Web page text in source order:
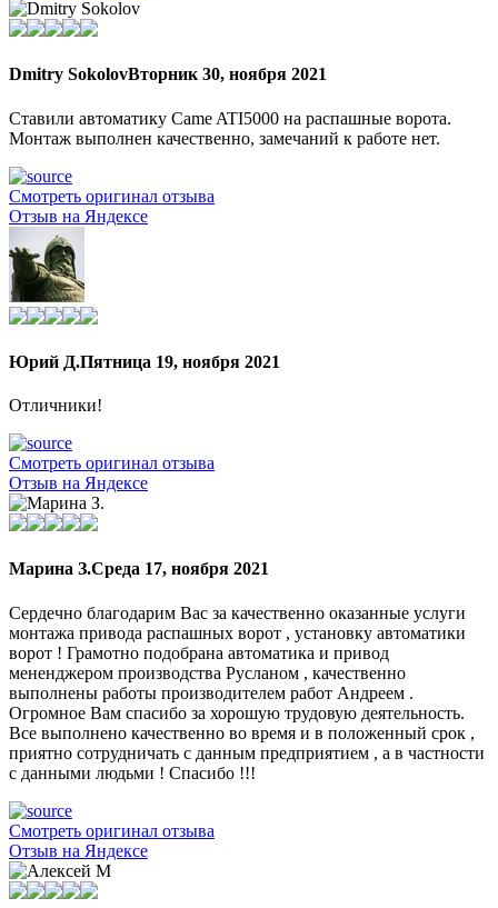
Dmitry SokolovВторник 30, ноября 2021
Ставили автоматику Came ATI5000 на распашные ворота.
Монтаж выполнен качественно, замечаний к работе нет.
Смотреть оригинал отзыва
Отзыв на Яндексе
Юрий Д.Пятница 19, ноября 2021
Отличники!
Смотреть оригинал отзыва
Отзыв на Яндексе
Марина З.Среда 17, ноября 2021
Сердечно благодарим Вас за качественно оказанные услуги
монтажа привода распашных ворот , установку автоматики
ворот ! Грамотно подобрана автоматика и привод
мененджером производства Русланом , качественно
выполнены работы производителем работ Андреем .
Огромное Вам спасибо за хорошую трудовую деятельность.
Все выполнено качественно во время и в положенный срок ,
приятно сотрудничать с данным предприятием , а в частности
с данными людьми ! Спасибо !!!
Смотреть оригинал отзыва
Отзыв на Яндексе